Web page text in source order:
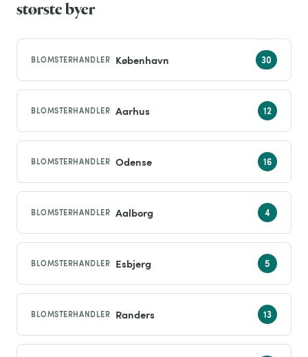
største byer
BLOMSTERHANDLER København
BLOMSTERHANDLER Aarhus
BLOMSTERHANDLER Odense
BLOMSTERHANDLER Aalborg
BLOMSTERHANDLER Esbjerg
BLOMSTERHANDLER Randers